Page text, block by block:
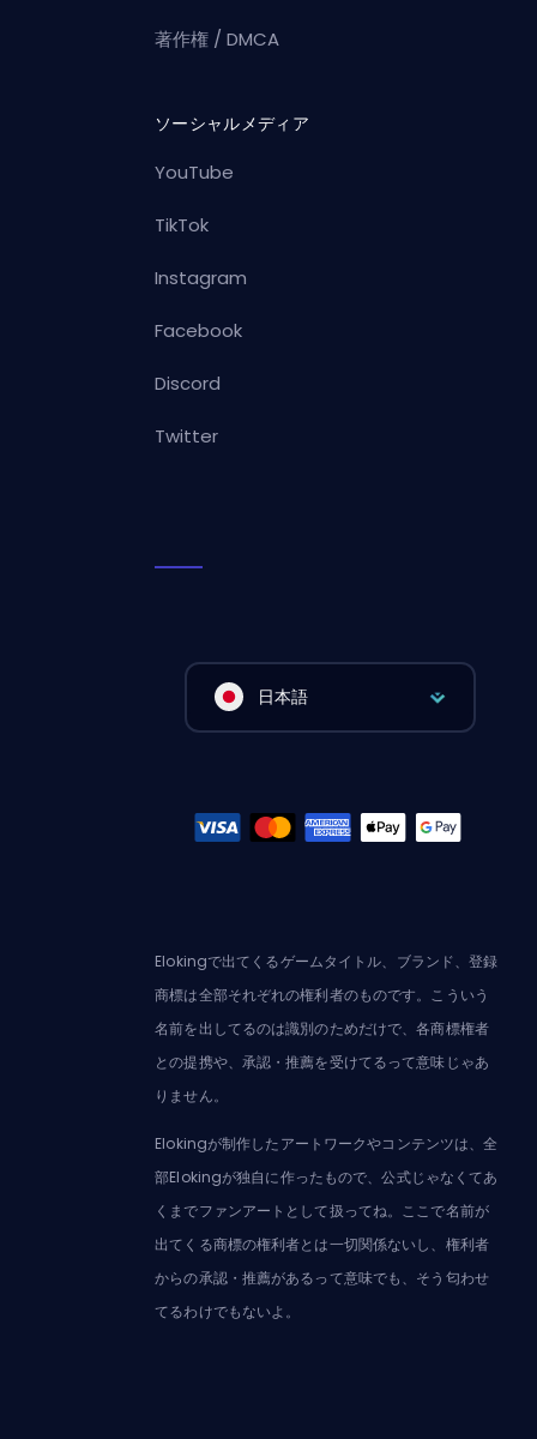
著作権 / DMCA
ソーシャルメディア
YouTube
TikTok
Instagram
Facebook
Discord
Twitter
日本語
Elokingで出てくるゲームタイトル、ブランド、登録
商標は全部それぞれの権利者のものです。こういう
名前を出してるのは識別のためだけで、各商標権者
との提携や、承認・推薦を受けてるって意味じゃあ
りません。
Elokingが制作したアートワークやコンテンツは、全
部Elokingが独自に作ったもので、公式じゃなくてあ
くまでファンアートとして扱ってね。ここで名前が
出てくる商標の権利者とは一切関係ないし、権利者
からの承認・推薦があるって意味でも、そう匂わせ
てるわけでもないよ。